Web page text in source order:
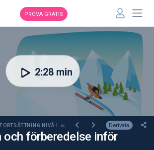
PROVA GRATIS
NIVÅ 1 BC Derivata
och förberedelse inför
2:28 min